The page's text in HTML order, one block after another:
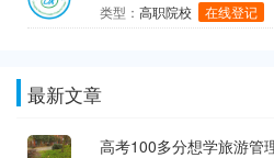
类型：高职院校 在线登记
最新文章
高考100多分想学旅游管